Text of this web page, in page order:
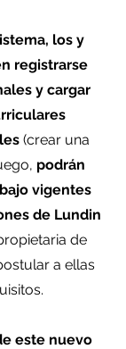
los y
registrarse
y cargar
(crear una
podrán
vigentes
de Lundin
de
a ellas
este nuevo